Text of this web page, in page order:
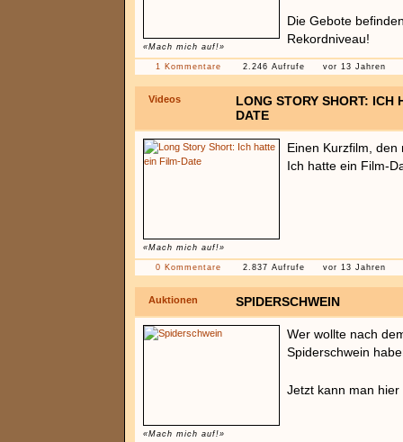
«Mach mich auf!»
Die Gebote
Rekordniveau!
1 Kommentare 2.246 Aufrufe vor 13 Jahren
Videos
LONG STORY SHORT: ICH
DATE
«Mach mich auf!»
Einen Kurzfilm,
Ich hatte ein Film-
0 Kommentare 2.837 Aufrufe vor 13 Jahren
Auktionen SPIDERSCHWEIN
«Mach mich auf!»
Wer wollte nach
Spiderschwein
Jetzt kann man